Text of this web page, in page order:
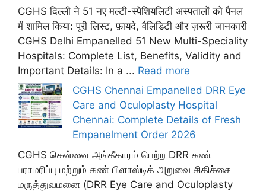
CGHS दिल्ली ने 51 नए मल्टी-स्पेशियलिटी अस्पतालों को पैनल
में शामिल किया: पूरी लिस्ट, फ़ायदे, वैलिडिटी और ज़रूरी जानकारी
CGHS Delhi Empanelled 51 New Multi-Speciality
Hospitals: Complete List, Benefits, Validity and
Important Details: In a ... Read more
CGHS Chennai Empanelled DRR Eye
Care and Oculoplasty Hospital
Chennai: Complete Details of Fresh
Empanelment Order 2026
CGHS சென்னை அங்கீகாரம் பெற்ற DRR கண்
பராமரிப்பு மற்றும் கண் பிளாஸ்டிக் அறுவை சிகிச்சை
மருத்துவமனை (DRR Eye Care and Oculoplasty